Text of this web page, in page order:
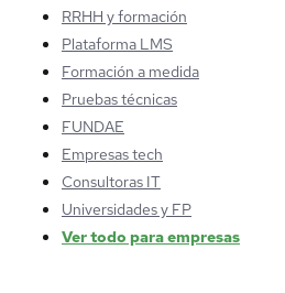
RRHH y formación
Plataforma LMS
Formación a medida
Pruebas técnicas
FUNDAE
Empresas tech
Consultoras IT
Universidades y FP
Ver todo para empresas